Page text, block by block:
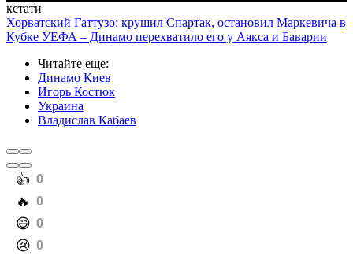
кстати
Хорватский Гаттузо: крушил Спартак, остановил Маркевича в
Кубке УЕФА – Динамо перехватило его у Аякса и Баварии
Читайте еще:
Динамо Киев
Игорь Костюк
Украина
Владислав Кабаев
️👍 0
️🔥 0
️😄 0
️😢 0